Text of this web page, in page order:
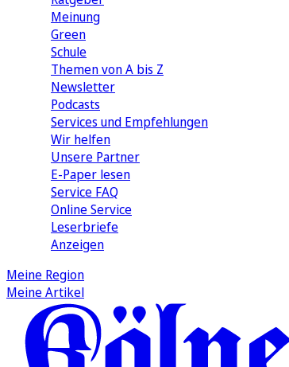
Meinung
Green
Schule
Themen von A bis Z
Newsletter
Podcasts
Services und Empfehlungen
Wir helfen
Unsere Partner
E-Paper lesen
Service FAQ
Online Service
Leserbriefe
Anzeigen
Meine Region
Meine Artikel